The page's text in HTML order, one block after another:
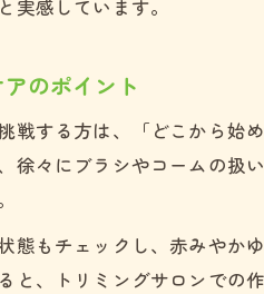
実感しています。
のポイント
戦する方は、「どこから
徐々にブラシやコームの扱
態もチェックし、赤みやか
、トリミングサロンでの